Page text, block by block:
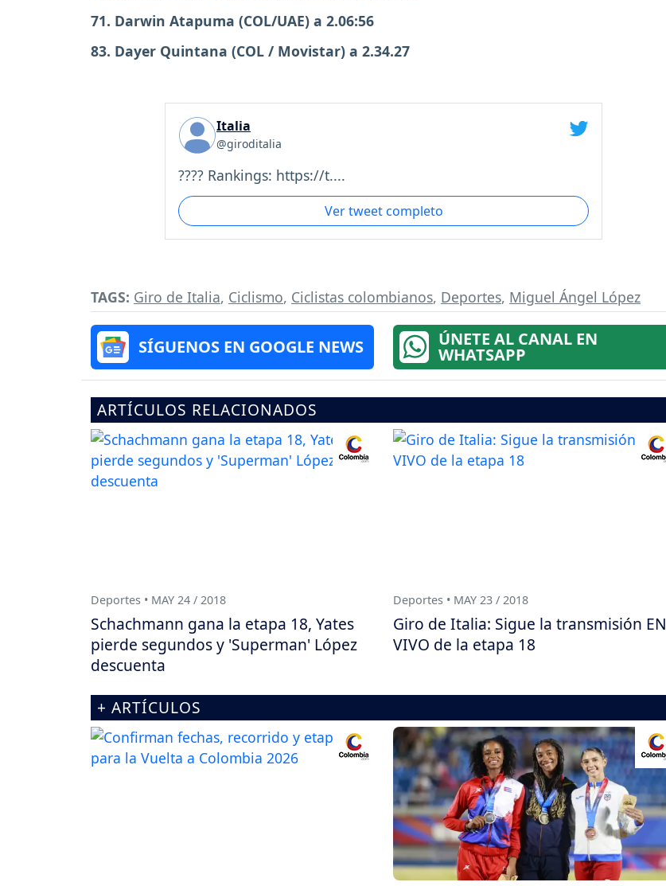
71. Darwin Atapuma (COL/UAE) a 2.06:56
83. Dayer Quintana (COL / Movistar) a 2.34.27
Italia
@giroditalia
???? Rankings: https://t....
Ver tweet completo
TAGS: Giro de Italia, Ciclismo, Ciclistas colombianos, Deportes, Miguel Ángel López
SÍGUENOS EN GOOGLE NEWS ÚNETE AL CANAL EN
WHATSAPP
ARTÍCULOS RELACIONADOS
Deportes • MAY 24 / 2018
Schachmann gana la etapa 18, Yates
pierde segundos y 'Superman' López
descuenta
Deportes • MAY 23 / 2018
Giro de Italia: Sigue la transmisión EN
VIVO de la etapa 18
+ ARTÍCULOS